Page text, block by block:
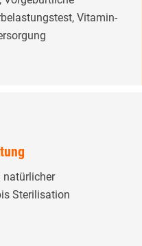
Vitamin-
natürlicher
Sterilisation